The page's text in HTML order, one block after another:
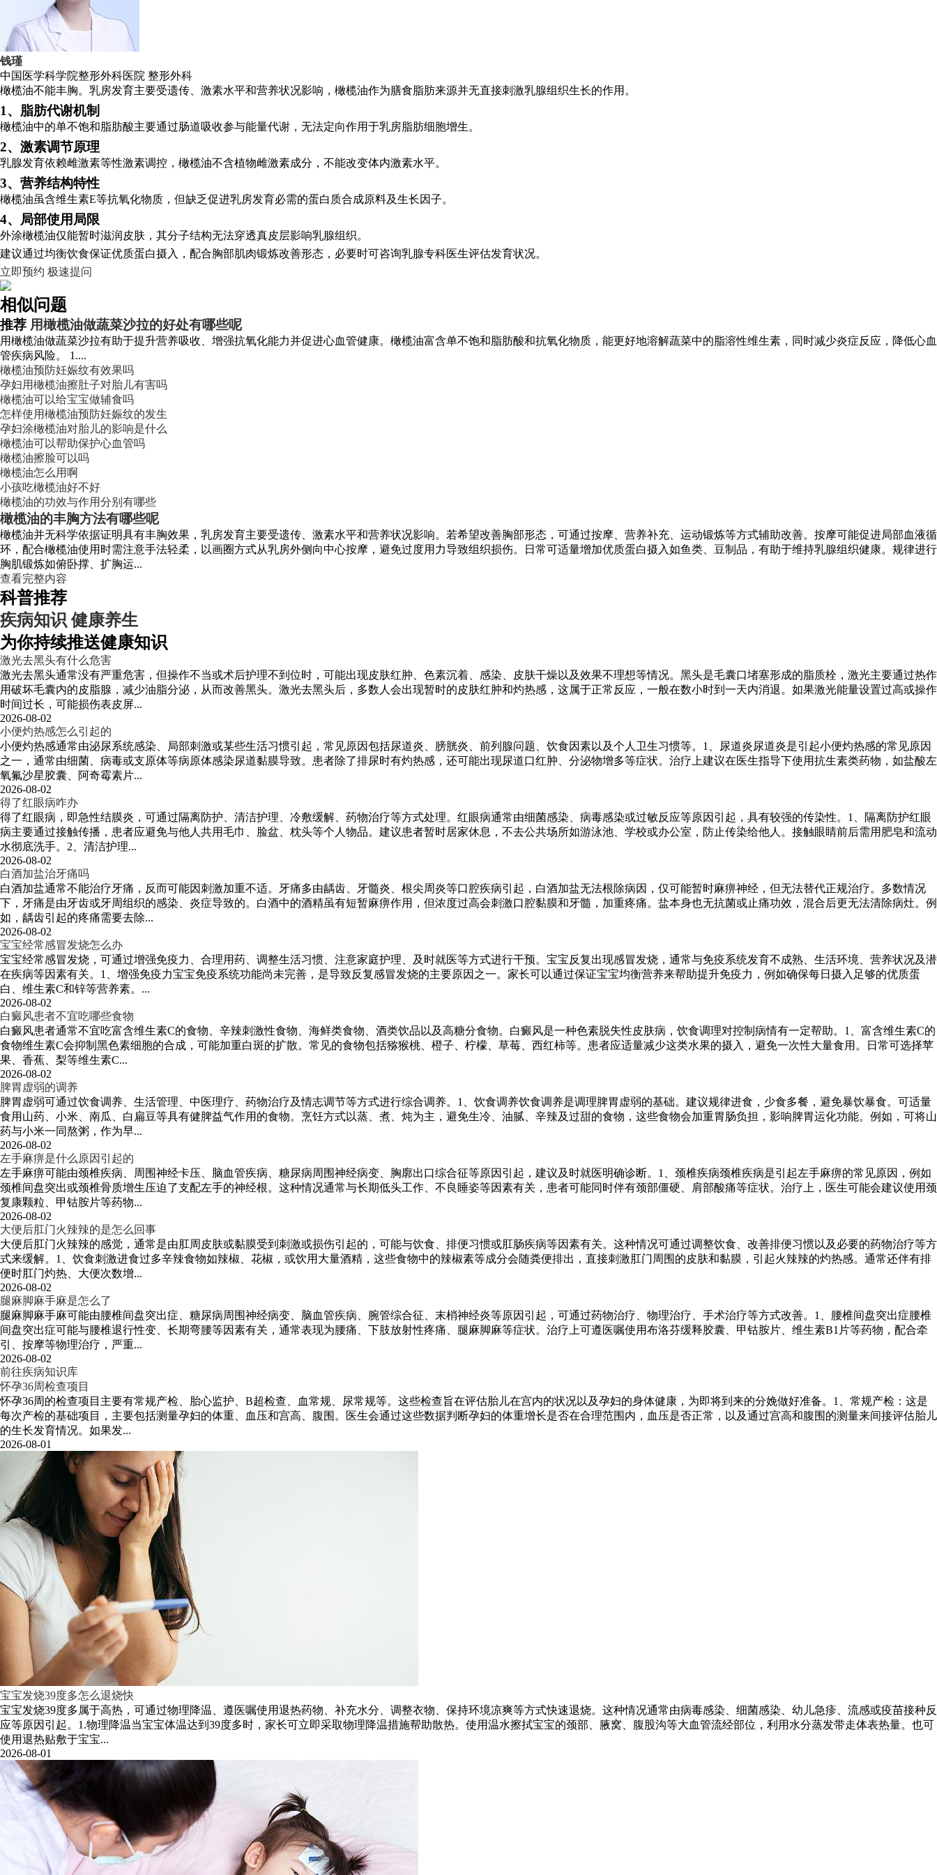
钱瑾
中国医学科学院整形外科医院 整形外科
橄榄油不能丰胸。乳房发育主要受遗传、激素水平和营养状况影响，橄榄油作为膳食脂肪来源并无直接刺激乳腺组织生长的作用。
1、脂肪代谢机制
橄榄油中的单不饱和脂肪酸主要通过肠道吸收参与能量代谢，无法定向作用于乳房脂肪细胞增生。
2、激素调节原理
乳腺发育依赖雌激素等性激素调控，橄榄油不含植物雌激素成分，不能改变体内激素水平。
3、营养结构特性
橄榄油虽含维生素E等抗氧化物质，但缺乏促进乳房发育必需的蛋白质合成原料及生长因子。
4、局部使用局限
外涂橄榄油仅能暂时滋润皮肤，其分子结构无法穿透真皮层影响乳腺组织。
建议通过均衡饮食保证优质蛋白摄入，配合胸部肌肉锻炼改善形态，必要时可咨询乳腺专科医生评估发育状况。
立即预约 极速提问
相似问题
推荐 用橄榄油做蔬菜沙拉的好处有哪些呢
用橄榄油做蔬菜沙拉有助于提升营养吸收、增强抗氧化能力并促进心血管健康。橄榄油富含单不饱和脂肪酸和抗氧化物质，能更好地溶解蔬菜中的脂溶性维生素，同时减少炎症反应，降低心血
管疾病风险。 1....
橄榄油预防妊娠纹有效果吗
孕妇用橄榄油擦肚子对胎儿有害吗
橄榄油可以给宝宝做辅食吗
怎样使用橄榄油预防妊娠纹的发生
孕妇涂橄榄油对胎儿的影响是什么
橄榄油可以帮助保护心血管吗
橄榄油擦脸可以吗
橄榄油怎么用啊
小孩吃橄榄油好不好
橄榄油的功效与作用分别有哪些
橄榄油的丰胸方法有哪些呢
橄榄油并无科学依据证明具有丰胸效果，乳房发育主要受遗传、激素水平和营养状况影响。若希望改善胸部形态，可通过按摩、营养补充、运动锻炼等方式辅助改善。按摩可能促进局部血液循
环，配合橄榄油使用时需注意手法轻柔，以画圈方式从乳房外侧向中心按摩，避免过度用力导致组织损伤。日常可适量增加优质蛋白摄入如鱼类、豆制品，有助于维持乳腺组织健康。规律进行
胸肌锻炼如俯卧撑、扩胸运...
查看完整内容
科普推荐
疾病知识 健康养生
为你持续推送健康知识
激光去黑头有什么危害
激光去黑头通常没有严重危害，但操作不当或术后护理不到位时，可能出现皮肤红肿、色素沉着、感染、皮肤干燥以及效果不理想等情况。黑头是毛囊口堵塞形成的脂质栓，激光主要通过热作
用破坏毛囊内的皮脂腺，减少油脂分泌，从而改善黑头。激光去黑头后，多数人会出现暂时的皮肤红肿和灼热感，这属于正常反应，一般在数小时到一天内消退。如果激光能量设置过高或操作
时间过长，可能损伤表皮屏...
2026-08-02
小便灼热感怎么引起的
小便灼热感通常由泌尿系统感染、局部刺激或某些生活习惯引起，常见原因包括尿道炎、膀胱炎、前列腺问题、饮食因素以及个人卫生习惯等。1、尿道炎尿道炎是引起小便灼热感的常见原因
之一，通常由细菌、病毒或支原体等病原体感染尿道黏膜导致。患者除了排尿时有灼热感，还可能出现尿道口红肿、分泌物增多等症状。治疗上建议在医生指导下使用抗生素类药物，如盐酸左
氧氟沙星胶囊、阿奇霉素片...
2026-08-02
得了红眼病咋办
得了红眼病，即急性结膜炎，可通过隔离防护、清洁护理、冷敷缓解、药物治疗等方式处理。红眼病通常由细菌感染、病毒感染或过敏反应等原因引起，具有较强的传染性。1、隔离防护红眼
病主要通过接触传播，患者应避免与他人共用毛巾、脸盆、枕头等个人物品。建议患者暂时居家休息，不去公共场所如游泳池、学校或办公室，防止传染给他人。接触眼睛前后需用肥皂和流动
水彻底洗手。2、清洁护理...
2026-08-02
白酒加盐治牙痛吗
白酒加盐通常不能治疗牙痛，反而可能因刺激加重不适。牙痛多由龋齿、牙髓炎、根尖周炎等口腔疾病引起，白酒加盐无法根除病因，仅可能暂时麻痹神经，但无法替代正规治疗。多数情况
下，牙痛是由牙齿或牙周组织的感染、炎症导致的。白酒中的酒精虽有短暂麻痹作用，但浓度过高会刺激口腔黏膜和牙髓，加重疼痛。盐本身也无抗菌或止痛功效，混合后更无法清除病灶。例
如，龋齿引起的疼痛需要去除...
2026-08-02
宝宝经常感冒发烧怎么办
宝宝经常感冒发烧，可通过增强免疫力、合理用药、调整生活习惯、注意家庭护理、及时就医等方式进行干预。宝宝反复出现感冒发烧，通常与免疫系统发育不成熟、生活环境、营养状况及潜
在疾病等因素有关。1、增强免疫力宝宝免疫系统功能尚未完善，是导致反复感冒发烧的主要原因之一。家长可以通过保证宝宝均衡营养来帮助提升免疫力，例如确保每日摄入足够的优质蛋
白、维生素C和锌等营养素。...
2026-08-02
白癜风患者不宜吃哪些食物
白癜风患者通常不宜吃富含维生素C的食物、辛辣刺激性食物、海鲜类食物、酒类饮品以及高糖分食物。白癜风是一种色素脱失性皮肤病，饮食调理对控制病情有一定帮助。1、富含维生素C的
食物维生素C会抑制黑色素细胞的合成，可能加重白斑的扩散。常见的食物包括猕猴桃、橙子、柠檬、草莓、西红柿等。患者应适量减少这类水果的摄入，避免一次性大量食用。日常可选择苹
果、香蕉、梨等维生素C...
2026-08-02
脾胃虚弱的调养
脾胃虚弱可通过饮食调养、生活管理、中医理疗、药物治疗及情志调节等方式进行综合调养。1、饮食调养饮食调养是调理脾胃虚弱的基础。建议规律进食，少食多餐，避免暴饮暴食。可适量
食用山药、小米、南瓜、白扁豆等具有健脾益气作用的食物。烹饪方式以蒸、煮、炖为主，避免生冷、油腻、辛辣及过甜的食物，这些食物会加重胃肠负担，影响脾胃运化功能。例如，可将山
药与小米一同熬粥，作为早...
2026-08-02
左手麻痹是什么原因引起的
左手麻痹可能由颈椎疾病、周围神经卡压、脑血管疾病、糖尿病周围神经病变、胸廓出口综合征等原因引起，建议及时就医明确诊断。1、颈椎疾病颈椎疾病是引起左手麻痹的常见原因，例如
颈椎间盘突出或颈椎骨质增生压迫了支配左手的神经根。这种情况通常与长期低头工作、不良睡姿等因素有关，患者可能同时伴有颈部僵硬、肩部酸痛等症状。治疗上，医生可能会建议使用颈
复康颗粒、甲钴胺片等药物...
2026-08-02
大便后肛门火辣辣的是怎么回事
大便后肛门火辣辣的感觉，通常是由肛周皮肤或黏膜受到刺激或损伤引起的，可能与饮食、排便习惯或肛肠疾病等因素有关。这种情况可通过调整饮食、改善排便习惯以及必要的药物治疗等方
式来缓解。1、饮食刺激进食过多辛辣食物如辣椒、花椒，或饮用大量酒精，这些食物中的辣椒素等成分会随粪便排出，直接刺激肛门周围的皮肤和黏膜，引起火辣辣的灼热感。通常还伴有排
便时肛门灼热、大便次数增...
2026-08-02
腿麻脚麻手麻是怎么了
腿麻脚麻手麻可能由腰椎间盘突出症、糖尿病周围神经病变、脑血管疾病、腕管综合征、末梢神经炎等原因引起，可通过药物治疗、物理治疗、手术治疗等方式改善。1、腰椎间盘突出症腰椎
间盘突出症可能与腰椎退行性变、长期弯腰等因素有关，通常表现为腰痛、下肢放射性疼痛、腿麻脚麻等症状。治疗上可遵医嘱使用布洛芬缓释胶囊、甲钴胺片、维生素B1片等药物，配合牵
引、按摩等物理治疗，严重...
2026-08-02
前往疾病知识库
怀孕36周检查项目
怀孕36周的检查项目主要有常规产检、胎心监护、B超检查、血常规、尿常规等。这些检查旨在评估胎儿在宫内的状况以及孕妇的身体健康，为即将到来的分娩做好准备。1、常规产检：这是
每次产检的基础项目，主要包括测量孕妇的体重、血压和宫高、腹围。医生会通过这些数据判断孕妇的体重增长是否在合理范围内，血压是否正常，以及通过宫高和腹围的测量来间接评估胎儿
的生长发育情况。如果发...
2026-08-01
宝宝发烧39度多怎么退烧快
宝宝发烧39度多属于高热，可通过物理降温、遵医嘱使用退热药物、补充水分、调整衣物、保持环境凉爽等方式快速退烧。这种情况通常由病毒感染、细菌感染、幼儿急疹、流感或疫苗接种反
应等原因引起。1.物理降温当宝宝体温达到39度多时，家长可立即采取物理降温措施帮助散热。使用温水擦拭宝宝的颈部、腋窝、腹股沟等大血管流经部位，利用水分蒸发带走体表热量。也可
使用退热贴敷于宝宝...
2026-08-01